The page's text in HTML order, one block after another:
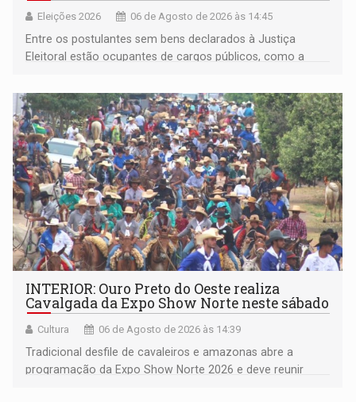
Eleições 2026 06 de Agosto de 2026 às 14:45
Entre os postulantes sem bens declarados à Justiça
Eleitoral estão ocupantes de cargos públicos, como a
Pedro Geovar (PP) e a vice-prefeita Magna dos Anjos
(NOVO)
INTERIOR: Ouro Preto do Oeste realiza
Cavalgada da Expo Show Norte neste sábado
Cultura 06 de Agosto de 2026 às 14:39
Tradicional desfile de cavaleiros e amazonas abre a
programação da Expo Show Norte 2026 e deve reunir